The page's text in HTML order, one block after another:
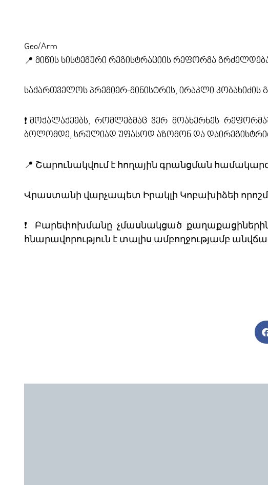
Geo/Arm
📍 მიწის სისტემური რეგისტრაციის რეფორმა
საქართველოს პრემიერ-მინისტრის, ირაკლი კობახიძის
❗️მოქალაქეებს, რომლებმაც ვერ მოახერხეს
ბოლომდე, სრულიად უფასოდ აზომონ და
📍 Շարունակվում է հողային գրանցման
Վրաստանի վարչապետ Իրակլի Կոբախիձեի
❗️ Բարեփոխմանը չմասնակցած քաղաքացիներին
հնարավորություն է տալիս ամբողջությամբ